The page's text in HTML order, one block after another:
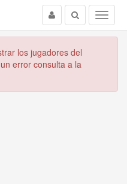
Menu
Buscar
Usuario
los jugadores del
error consulta a la